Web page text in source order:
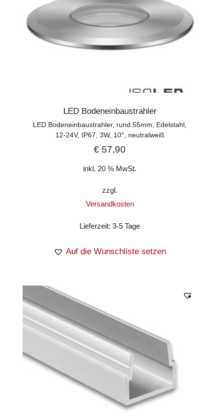
LED Bodeneinbaustrahler
LED Bodeneinbaustrahler, rund 55mm, Edelstahl,
12-24V, IP67, 3W, 10°, neutralweiß
€ 57,90
inkl. 20 % MwSt.
zzgl.
Versandkosten
Lieferzeit:3-5 Tage
Auf die Wunschliste setzen